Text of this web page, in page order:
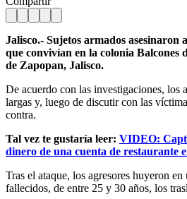
Jalisco.- Sujetos armados asesinaron
que convivían en la colonia Balcones
de Zapopan, Jalisco.
De acuerdo con las investigaciones, los
largas y, luego de discutir con las
contra.
Tal vez te gustaría leer: VIDEO:
dinero de una cuenta de restaurante
Tras el ataque, los agresores huyeron
fallecidos, de entre 25 y 30 años, los